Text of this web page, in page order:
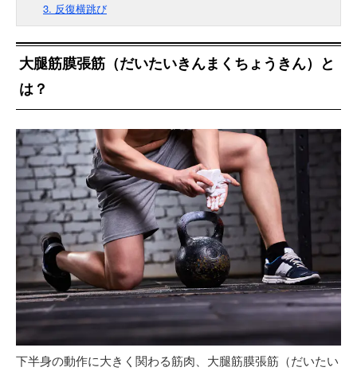
3. 反復横跳び
大腿筋膜張筋（だいたいきんまくちょうきん）と
は？
下半身の動作に大きく関わる筋肉、大腿筋膜張筋（だいたい